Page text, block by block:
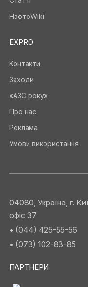
НафтоWiki
EXPRO
Контакти
Заходи
«АЗС року»
Про нас
Реклама
Умови використання
04080, Україна, г.
офіс 37
• (044) 425-55-56
• (073) 102-83-85
ПАРТНЕРИ